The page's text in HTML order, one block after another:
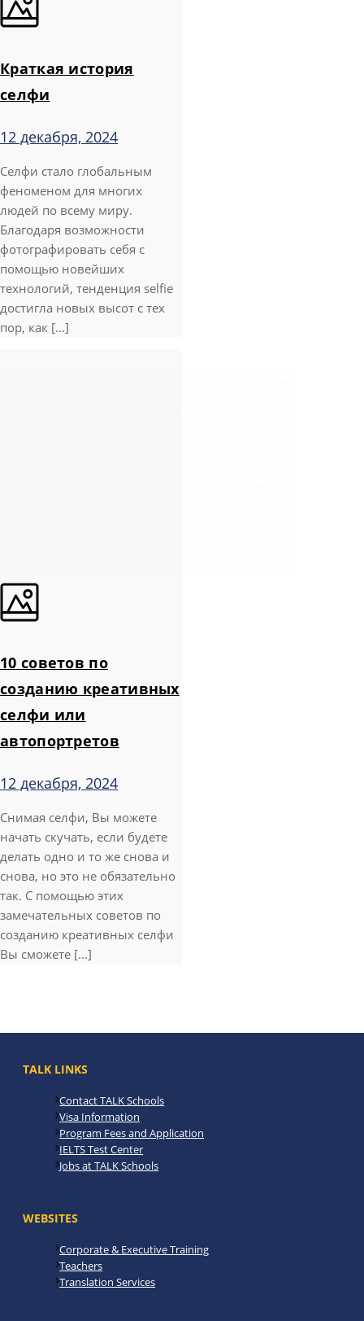
Краткая история
селфи
12 декабря, 2024
Селфи стало глобальным
феноменом для многих
людей по всему миру.
Благодаря возможности
фотографировать себя с
помощью новейших
технологий, тенденция selfie
достигла новых высот с тех
пор, как [...]
10 советов по
созданию креативных
селфи или
автопортретов
12 декабря, 2024
Снимая селфи, Вы можете
начать скучать, если будете
делать одно и то же снова и
снова, но это не обязательно
так. С помощью этих
замечательных советов по
созданию креативных селфи
Вы сможете [...]
TALK LINKS
Contact TALK Schools
Visa Information
Program Fees and Application
IELTS Test Center
Jobs at TALK Schools
WEBSITES
Corporate & Executive Training
Teachers
Translation Services